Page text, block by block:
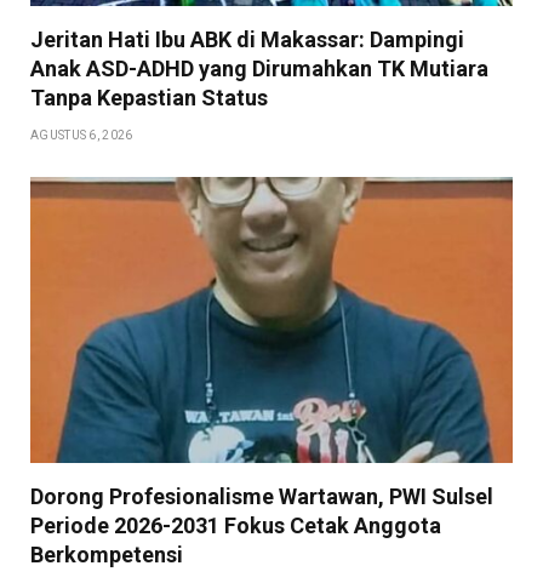
Jeritan Hati Ibu ABK di Makassar: Dampingi
Anak ASD-ADHD yang Dirumahkan TK Mutiara
Tanpa Kepastian Status
AGUSTUS 6, 2026
Dorong Profesionalisme Wartawan, PWI Sulsel
Periode 2026-2031 Fokus Cetak Anggota
Berkompetensi